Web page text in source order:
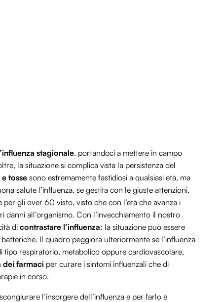
stagionale, portandoci a mettere in campo
la situazione si complica vista la persistenza del
tossesono estremamente fastidiosi a qualsiasi età, ma
salute l’influenza, se gestita con le giuste attenzioni,
gli over 60 visto, visto che con l’età che avanza i
all’organismo. Con l’invecchiamento il nostro
di contrastare l’influenza: la situazione può essere
Il quadro peggiora ulteriormente se l’influenza
respiratorio, metabolico oppure cardiovascolare,
dei farmaci per curare i sintomi influenzali che di
in corso.
l’insorgere dell’influenza e per farlo è